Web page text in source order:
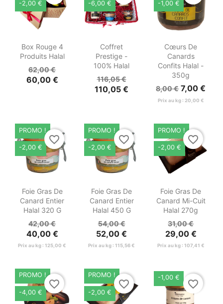
 Aperçu
rapide
Box Rouge 4
Produits Halal
62,00 €
60,00 €
-2,00 €
Aperçu
rapide
Coffret
Prestige -
100% Halal
116,05 €
110,05 €
-6,00 €
Aperçu
rapide
Cœurs De
Canards
Confits Halal -
350g
8,00 € 7,00 €
Prix au kg : 20,00 €
-1,00 €
Aperçu
rapide
Foie Gras De
Canard Entier
Halal 320 G
42,00 €
40,00 €
Prix au kg : 125,00 €
PROMO !
-2,00 €
favorite_border
Aperçu
rapide
Foie Gras De
Canard Entier
Halal 450 G
54,00 €
52,00 €
Prix au kg : 115,56 €
PROMO !
-2,00 €
favorite_border
Aperçu
rapide
Foie Gras De
Canard Mi-Cuit
Halal 270g
31,00 €
29,00 €
Prix au kg : 107,41 €
PROMO !
-2,00 €
favorite_border
PROMO !
-4,00 €
favorite_border
PROMO !
-2,00 €
favorite_border
-1,00 €
favorite_border